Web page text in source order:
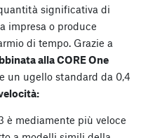
significativa di
impresa o produce
di tempo. Grazie a
alla CORE One
un ugello standard da 0,4
è mediamente più veloce